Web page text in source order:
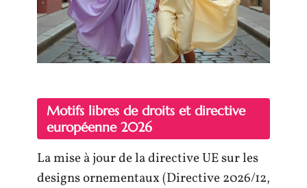
Motifs libres de droits et directive
européenne 2026
La mise à jour de la directive UE sur les
designs ornementaux (Directive 2026/12,